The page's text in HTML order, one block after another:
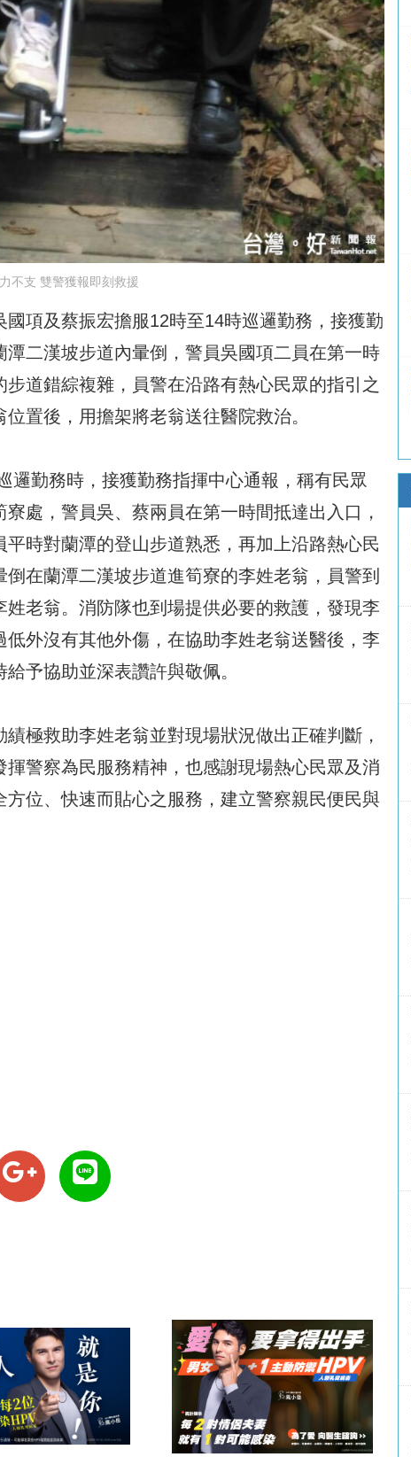
不支 雙警獲報即刻救援
項及蔡振宏擔服12時至14時巡邏勤務，接獲勤
二漢坡步道內暈倒，警員吳國項二員在第一時
道錯綜複雜，員警在沿路有熱心民眾的指引之
置後，用擔架將老翁送往醫院救治。
邏勤務時，接獲勤務指揮中心通報，稱有民眾
處，警員吳、蔡兩員在第一時間抵達出入口，
時對蘭潭的登山步道熟悉，再加上沿路熱心民
在蘭潭二漢坡步道進筍寮的李姓老翁，員警到
老翁。消防隊也到場提供必要的救護，發現李
外沒有其他外傷，在協助李姓老翁送醫後，李
予協助並深表讚許與敬佩。
極救助李姓老翁並對現場狀況做出正確判斷，
警察為民服務精神，也感謝現場熱心民眾及消
位、快速而貼心之服務，建立警察親民便民與